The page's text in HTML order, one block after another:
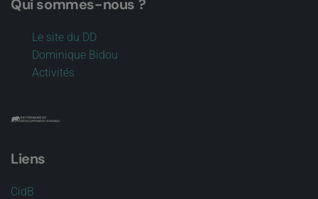
Qui sommes-nous ?
Le site du DD
Dominique Bidou
Activités
Liens
CidB